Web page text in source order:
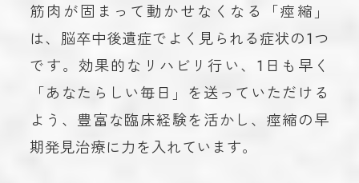
筋肉が固まって動かせなくなる「痙縮」
は、脳卒中後遺症でよく見られる症状の1つ
です。効果的なリハビリ行い、1日も早く
「あなたらしい毎日」を送っていただける
よう、豊富な臨床経験を活かし、痙縮の早
期発見治療に力を入れています。